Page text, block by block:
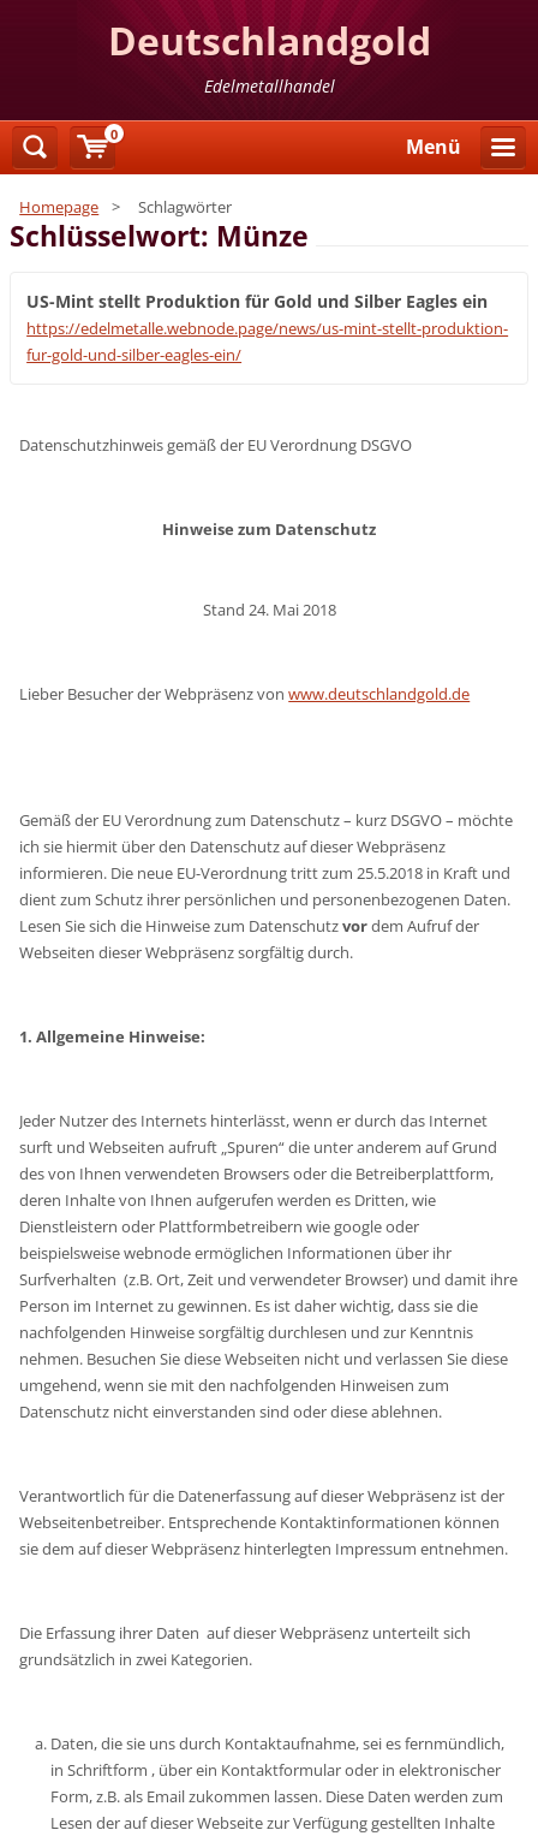
Deutschlandgold
Edelmetallhandel
Menü
Homepage > Schlagwörter
Schlüsselwort: Münze
US-Mint stellt Produktion für Gold und Silber Eagles ein
https://edelmetalle.webnode.page/news/us-mint-stellt-produktion-
fur-gold-und-silber-eagles-ein/
Datenschutzhinweis gemäß der EU Verordnung DSGVO
Hinweise zum Datenschutz
Stand 24. Mai 2018
Lieber Besucher der Webpräsenz vonwww.deutschlandgold.de
Gemäß der EU Verordnung zum Datenschutz – kurz DSGVO – möchte
ich sie hiermit über den Datenschutz auf dieser Webpräsenz
informieren. Die neue EU-Verordnung tritt zum 25.5.2018 in Kraft und
dient zum Schutz ihrer persönlichen und personenbezogenen Daten.
Lesen Sie sich die Hinweise zum Datenschutzvordem Aufruf der
Webseiten dieser Webpräsenz sorgfältig durch.
1. Allgemeine Hinweise:
Jeder Nutzer des Internets hinterlässt, wenn er durch das Internet
surft und Webseiten aufruft „Spuren“ die unter anderem auf Grund
des von Ihnen verwendeten Browsers oder die Betreiberplattform,
deren Inhalte von Ihnen aufgerufen werden es Dritten, wie
Dienstleistern oder Plattformbetreibern wie google oder
beispielsweise webnode ermöglichen Informationen über ihr
Surfverhalten (z.B. Ort, Zeit und verwendeter Browser) und damit ihre
Person im Internet zu gewinnen. Es ist daher wichtig, dass sie die
nachfolgenden Hinweise sorgfältig durchlesen und zur Kenntnis
nehmen. Besuchen Sie diese Webseiten nicht und verlassen Sie diese
umgehend, wenn sie mit den nachfolgenden Hinweisen zum
Datenschutz nicht einverstanden sind oder diese ablehnen.
Verantwortlich für die Datenerfassung auf dieser Webpräsenz ist der
Webseitenbetreiber. Entsprechende Kontaktinformationen können
sie dem auf dieser Webpräsenz hinterlegten Impressum entnehmen.
Die Erfassung ihrer Daten auf dieser Webpräsenz unterteilt sich
grundsätzlich in zwei Kategorien.
Daten, die sie uns durch Kontaktaufnahme, sei es fernmündlich,
in Schriftform , über ein Kontaktformular oder in elektronischer
Form, z.B. als Email zukommen lassen. Diese Daten werden zum
Lesen der auf dieser Webseite zur Verfügung gestellten Inhalte
0